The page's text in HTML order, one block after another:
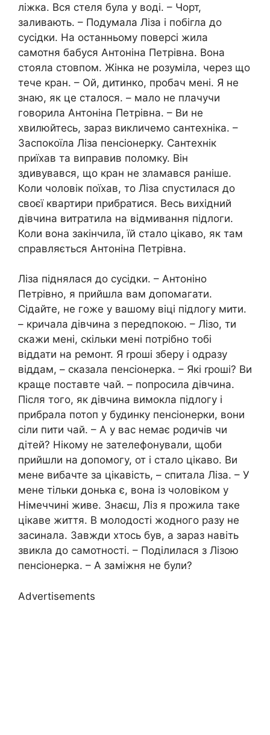
ліжка. Вся стеля була у воді. – Чорт,
заливають. – Подумала Ліза і побігла до
сусідки. На останньому поверсі жила
самотня бабуся Антоніна Петрівна. Вона
стояла стовпом. Жінка не розуміла, через що
тече кран. – Ой, дитинко, пробач мені. Я не
знаю, як це сталося. – мало не плачучи
говорила Антоніна Петрівна. – Ви не
хвилюйтесь, зараз викличемо сантехніка. –
Заспокоїла Ліза пенсіонерку. Сантехнік
приїхав та виправив поломку. Він
здивувався, що кран не зламався раніше.
Коли чоловік поїхав, то Ліза спустилася до
своєї квартири прибратися. Весь вихідний
дівчина витратила на відмивання підлоги.
Коли вона закінчила, їй стало цікаво, як там
справляється Антоніна Петрівна.
Ліза піднялася до сусідки. – Антоніно
Петрівно, я прийшла вам допомагати.
Сідайте, не гоже у вашому віці підлогу мити.
– кричала дівчина з передпокою. – Лізо, ти
скажи мені, скільки мені потрібно тобі
віддати на ремонт. Я rроші зберу і одразу
віддам, – сказала пенсіонерка. – Які rроші? Ви
краще поставте чай. – попросила дівчина.
Після того, як дівчина вимокла підлогу і
прибрала потоп у будинку пенсіонерки, вони
сіли пити чай. – А у вас немає родичів чи
дітей? Нікому не зателефонували, щоби
прийшли на допомогу, от і стало цікаво. Ви
мене вибачте за цікавість, – спитала Ліза. – У
мене тільки донька є, вона із чоловіком у
Німеччині живе. Знаєш, Ліз я прожила таке
цікаве життя. В молодості жодного разу не
засинала. Завжди хтось був, а зараз навіть
звикла до самотності. – Поділилася з Лізою
пенсіонерка. – А заміжня не були?
Advertisements